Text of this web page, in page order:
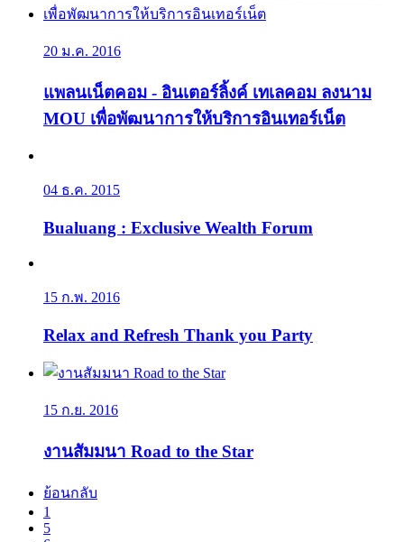
20 ม.ค. 2016
แพลนเน็ตคอม - อินเตอร์ลิ้งค์ เทเลคอม ลงนาม
MOU เพื่อพัฒนาการให้บริการอินเทอร์เน็ต
04 ธ.ค. 2015
Bualuang : Exclusive Wealth Forum
15 ก.พ. 2016
Relax and Refresh Thank you Party
15 ก.ย. 2016
งานสัมมนา Road to the Star
ย้อนกลับ
1
5